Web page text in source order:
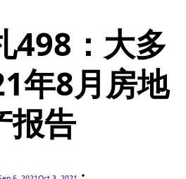
498：大多
年8月房地
报告